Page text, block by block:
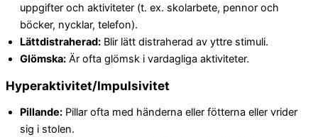
uppgifter och aktiviteter (t. ex. skolarbete, pennor och
böcker, nycklar, telefon).
Lättdistraherad: Blir lätt distraherad av yttre stimuli.
Glömska: Är ofta glömsk i vardagliga aktiviteter.
Hyperaktivitet/Impulsivitet
Pillande: Pillar ofta med händerna eller fötterna eller vrider
sig i stolen.